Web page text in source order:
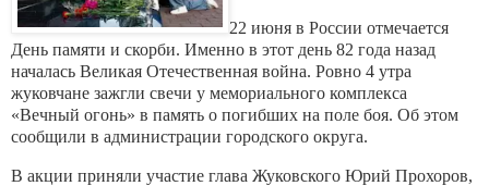
22 июня в России отмечается
День памяти и скорби. Именно в этот день 82 года назад
началась Великая Отечественная война. Ровно 4 утра
жуковчане зажгли свечи у мемориального комплекса
«Вечный огонь» в память о погибших на поле боя. Об этом
сообщили в администрации городского округа.
В акции приняли участие глава Жуковского Юрий Прохоров,